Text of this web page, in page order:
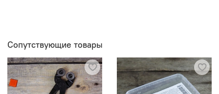
Сопутствующие товары